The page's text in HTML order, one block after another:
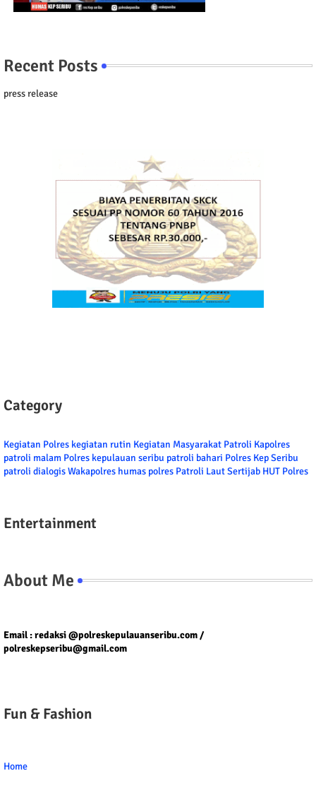
Recent Posts
press release
Category
Kegiatan Polres kegiatan rutin Kegiatan Masyarakat Patroli Kapolres
patroli malam Polres kepulauan seribu patroli bahari Polres Kep Seribu
patroli dialogisWakapolres humas polres Patroli LautSertijab HUT Polres
Entertainment
About Me
Email : redaksi @polreskepulauanseribu.com /
polreskepseribu@gmail.com
Fun & Fashion
Home